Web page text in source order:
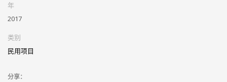
1.造型推敲、指标分析、方案模拟
3.场地及竖向分析
4.BIM施工图设计、复杂节点深化、碰撞检查、管线综合
年
2017
类别
民用项目